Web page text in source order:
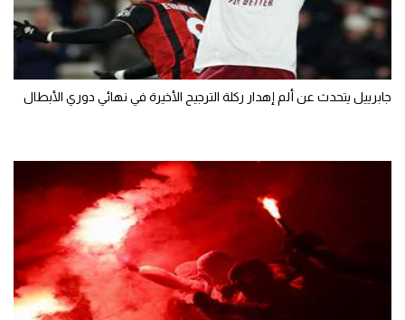
جابرييل يتحدث عن ألم إهدار ركلة الترجيح الأخيرة في نهائي دوري الأبطال